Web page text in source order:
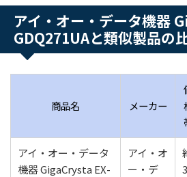
アイ・オー・データ機器
GDQ271UAと類似製品の
商品名 メーカー
アイ・オー・データ
機器 GigaCrysta EX-
アイ・オ
ー・デ
3